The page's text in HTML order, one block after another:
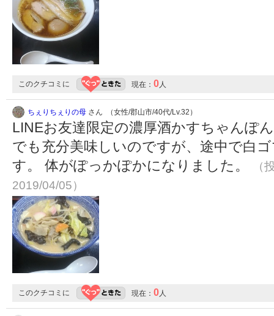
このクチコミに 現在： 0人
ちぇりちぇりの母 さん （女性/郡山市/40代/Lv.32）
LINEお友達限定の濃厚酒かすちゃんぽ
でも充分美味しいのですが、途中で白
す。 体がぽっかぽかになりました。
（
2019/04/05）
このクチコミに 現在： 0人